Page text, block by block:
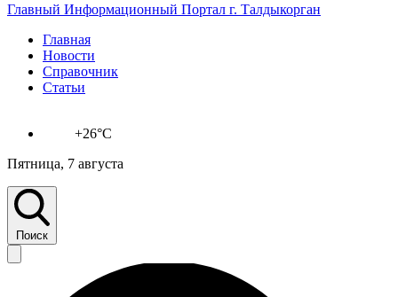
Главный Информационный Портал г. Талдыкорган
Главная
Новости
Справочник
Статьи
+26°C
Пятница, 7 августа
Поиск